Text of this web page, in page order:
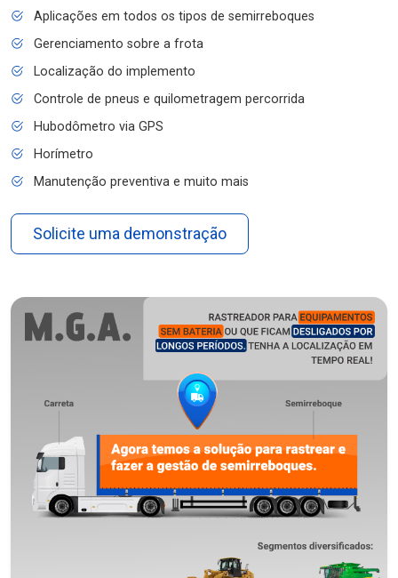
Aplicações em todos os tipos de semirreboques
Gerenciamento sobre a frota
Localização do implemento
Controle de pneus e quilometragem percorrida
Hubodômetro via GPS
Horímetro
Manutenção preventiva e muito mais
Solicite uma demonstração